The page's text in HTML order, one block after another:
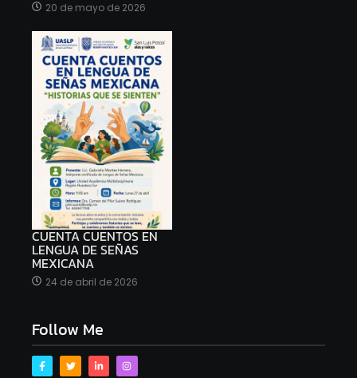
20 de mayo de 2026
CUENTA CUENTOS EN
LENGUA DE SEÑAS
MEXICANA
24 de abril de 2026
Follow Me